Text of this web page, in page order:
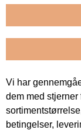
Vi har
dem med stjerner
betingelser,